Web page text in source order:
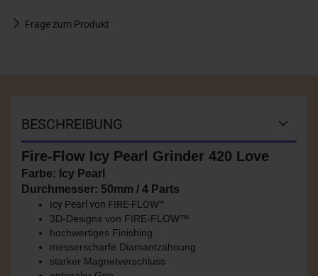
Frage zum Produkt
BESCHREIBUNG
Fire-Flow Icy Pearl Grinder 420 Love
Farbe: Icy Pearl
Durchmesser: 50mm / 4 Parts
Icy Pearl von FIRE-FLOW™
3D-Designs von FIRE-FLOW™
hochwertiges Finishing
messerscharfe Diamantzahnung
starker Magnetverschluss